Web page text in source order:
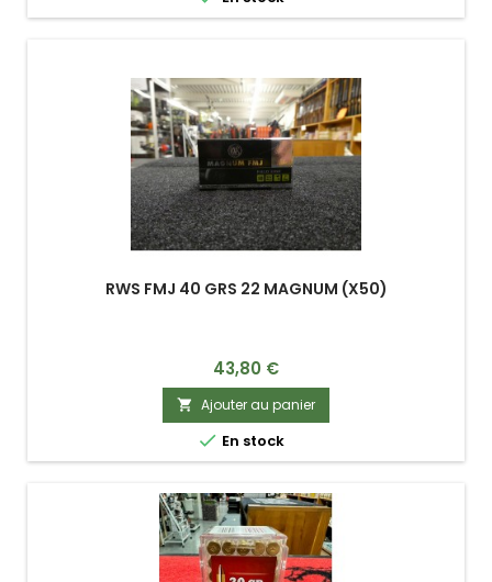
RWS FMJ 40 GRS 22 MAGNUM (X50)
Prix
43,80 €
 Ajouter au panier
 En stock